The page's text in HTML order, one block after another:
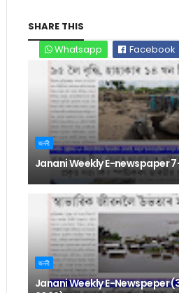
SHARE THIS
Whatsapp
Facebook
জননী
Janani Weekly E-newspaper
জননী
Janani Weekly E-Newspeper